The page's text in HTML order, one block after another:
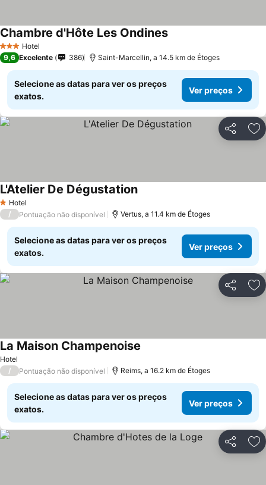
3 EstrelasHotel
Chambre d'Hôte Les Ondines
9,6 Excelente 386 Saint-Marcellin, a 14.5 km de Étoges
Selecione as datas para ver os preços
exatos.
Ver preços
Partilhar
1 Estrelas
Hotel
L'Atelier De Dégustation
/ Pontuação não disponível Vertus, a 11.4 km de Étoges
Selecione as datas para ver os preços
exatos.
Ver preços
Partilhar
Hotel
La Maison Champenoise
/ Pontuação não disponível Reims, a 16.2 km de Étoges
Selecione as datas para ver os preços
exatos.
Ver preços
Partilhar